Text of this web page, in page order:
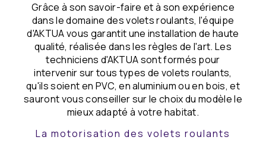
Grâce à son savoir-faire et à son expérience
dans le domaine des volets roulants, l'équipe
d'AKTUA vous garantit une installation de haute
qualité, réalisée dans les règles de l'art. Les
techniciens d'AKTUA sont formés pour
intervenir sur tous types de volets roulants,
qu'ils soient en PVC, en aluminium ou en bois, et
sauront vous conseiller sur le choix du modèle le
mieux adapté à votre habitat.
La motorisation des volets roulants